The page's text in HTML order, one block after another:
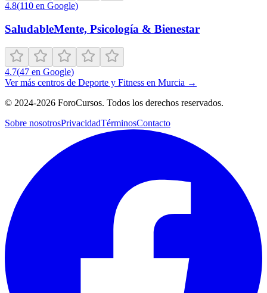
4.8(110 en Google)
SaludableMente, Psicología & Bienestar
4.7(47 en Google)
Ver más centros de Deporte y Fitness en Murcia →
© 2024-2026 ForoCursos. Todos los derechos reservados.
Sobre nosotrosPrivacidadTérminosContacto